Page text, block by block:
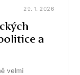
29. 1. 2026
a
velmi